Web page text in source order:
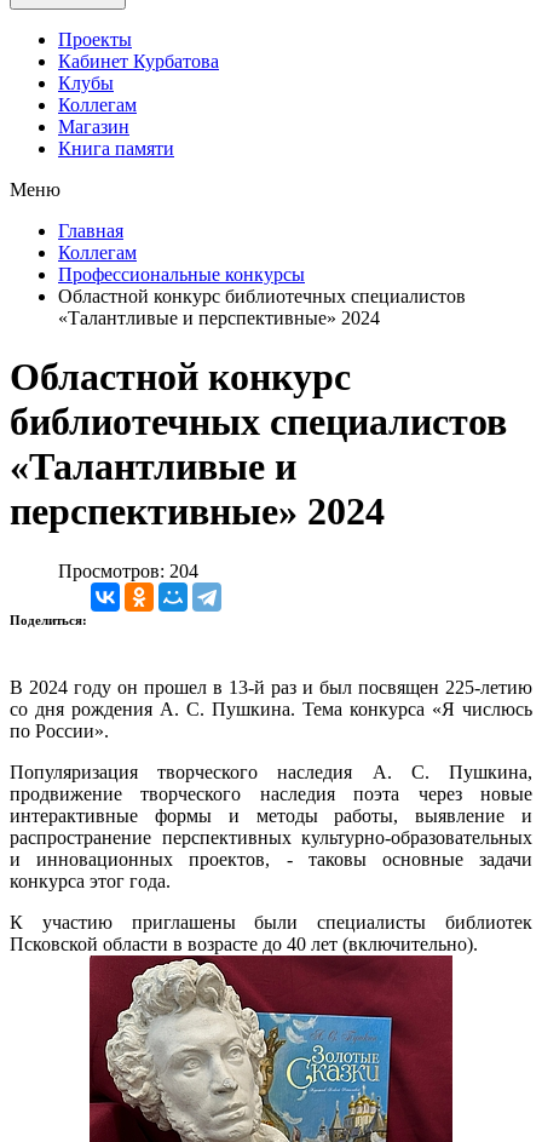
Проекты
Кабинет Курбатова
Клубы
Коллегам
Магазин
Книга памяти
Меню
Главная
Коллегам
Профессиональные конкурсы
Областной конкурс библиотечных специалистов
«Талантливые и перспективные» 2024
Областной конкурс
библиотечных специалистов
«Талантливые и
перспективные» 2024
Просмотров: 204
Поделиться:
В 2024 году он прошел в 13-й раз и был посвящен 225-летию
со дня рождения А. С. Пушкина. Тема конкурса «Я числюсь
по России».
Популяризация творческого наследия А. С. Пушкина,
продвижение творческого наследия поэта через новые
интерактивные формы и методы работы, выявление и
распространение перспективных культурно-образовательных
и инновационных проектов, - таковы основные задачи
конкурса этог года.
К участию приглашены были специалисты библиотек
Псковской области в возрасте до 40 лет (включительно).